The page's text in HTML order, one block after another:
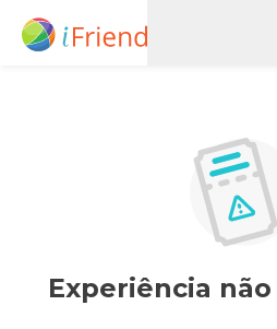
Experiência